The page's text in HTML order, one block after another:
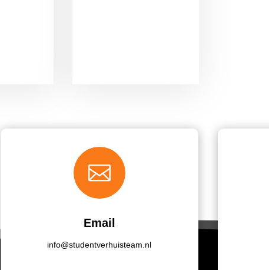

Email
info@studentverhuisteam.nl